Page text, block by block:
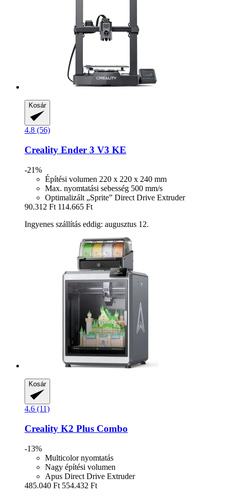
Kosár
4.8 (56)
Creality Ender 3 V3 KE
-21%
Építési volumen 220 x 220 x 240 mm
Max. nyomtatási sebesség 500 mm/s
Optimalizált „Sprite” Direct Drive Extruder
90.312 Ft 114.665 Ft
Ingyenes szállítás eddig: augusztus 12.
Kosár
4.6 (11)
Creality K2 Plus Combo
-13%
Multicolor nyomtatás
Nagy építési volumen
Apus Direct Drive Extruder
485.040 Ft 554.432 Ft